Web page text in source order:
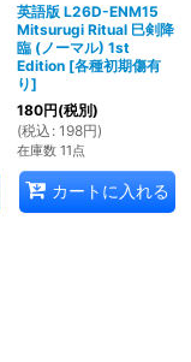
英語版 L26D-ENM15
Mitsurugi Ritual 巳剣降
臨 (ノーマル) 1st
Edition [各種初期傷有
り]
180円(税別)
(税込 : 198円)
在庫数 11点
カートに入れる